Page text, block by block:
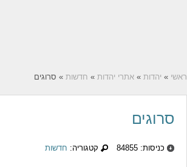
ראשי » יהדות » אתרי יהדות » חדשות » סרוגים
סרוגים
כניסות: 84855 קטגוריה: חדשות